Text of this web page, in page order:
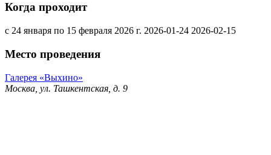
Когда проходит
с 24 января по 15 февраля 2026 г. 2026-01-24 2026-02-15
Место проведения
Галерея «Выхино»
Москва, ул. Ташкентская, д. 9